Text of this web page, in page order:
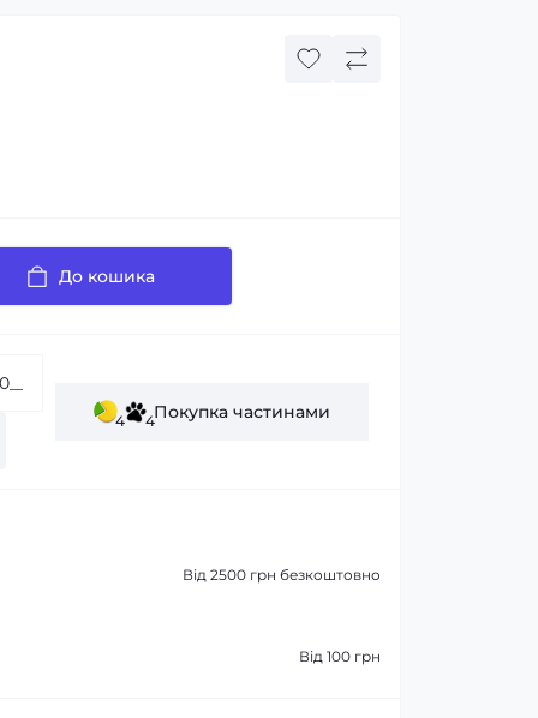
До кошика
4 4Покупка частинами
Від 2500 грн безкоштовно
Від 100 грн